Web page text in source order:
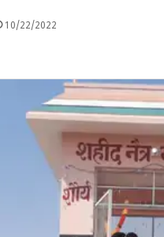
10/22/2022